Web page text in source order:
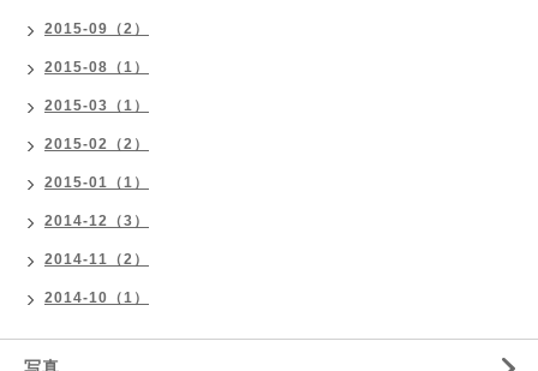
2015-09（2）
2015-08（1）
2015-03（1）
2015-02（2）
2015-01（1）
2014-12（3）
2014-11（2）
2014-10（1）